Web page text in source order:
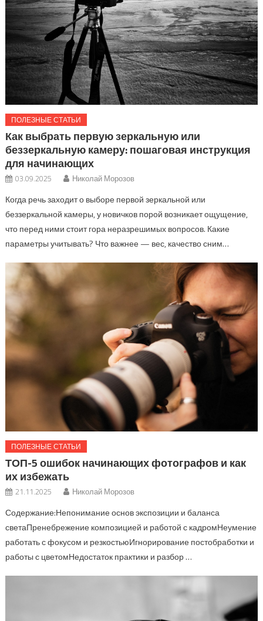
ПОЛЕЗНЫЕ СТАТЬИ
Как выбрать первую зеркальную или
беззеркальную камеру: пошаговая инструкция
для начинающих
03.09.2025 Николай Морозов
Когда речь заходит о выборе первой зеркальной или
беззеркальной камеры, у новичков порой возникает ощущение,
что перед ними стоит гора неразрешимых вопросов. Какие
параметры учитывать? Что важнее — вес, качество сним…
ПОЛЕЗНЫЕ СТАТЬИ
ТОП-5 ошибок начинающих фотографов и как
их избежать
21.11.2025 Николай Морозов
Содержание:Непонимание основ экспозиции и баланса
светаПренебрежение композицией и работой с кадромНеумение
работать с фокусом и резкостьюИгнорирование постобработки и
работы с цветомНедостаток практики и разбор …